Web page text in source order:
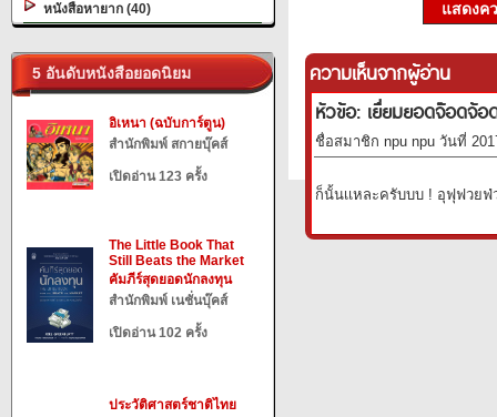
หนังสือหายาก (40)
5 อันดับหนังสือยอดนิยม
อิเหนา (ฉบับการ์ตูน)
สำนักพิมพ์ สกายบุ๊คส์
เปิดอ่าน 123 ครั้ง
The Little Book That
Still Beats the Market
คัมภีร์สุดยอดนักลงทุน
สำนักพิมพ์ เนชั่นบุ๊คส์
เปิดอ่าน 102 ครั้ง
ประวัติศาสตร์ชาติไทย
แสดงค
ความเห็นจากผู้อ่าน
หัวข้อ: เยื่ยมยอดจ๊อดจ้อ
ชื่อสมาชิก npu npu วันที่
ก็นั้นเเหละครับบบ ! อุฟุฟวย